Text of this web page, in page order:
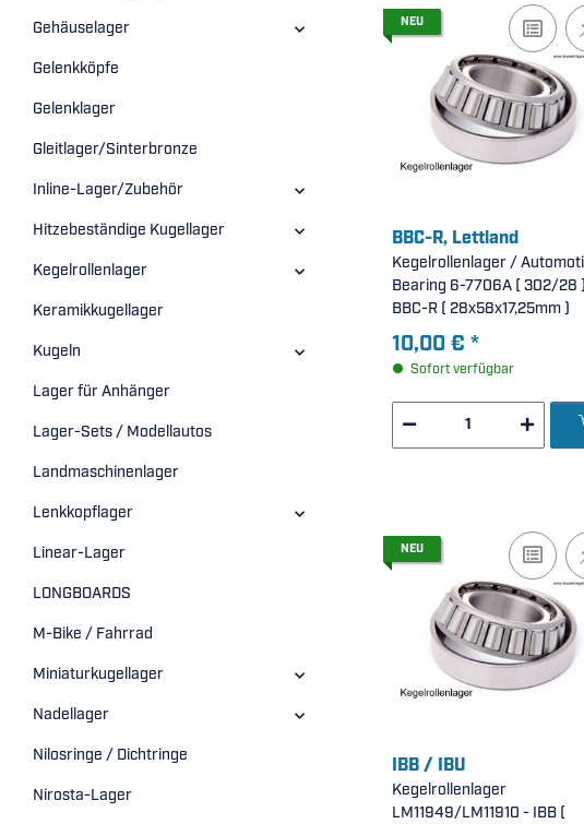
NEU
BBC-R, Lettland
Kegelrollenlager /
Bearing 6-7706A ( 302/28
BBC-R ( 28x58x17,25mm )
10,00 € *
Sofort verfügbar
NEU
IBB / IBU
Kegelrollenlager
LM11949/LM11910 - IBB (
Gehäuselager
Gelenkköpfe
Gelenklager
Gleitlager/Sinterbronze
Inline-Lager/Zubehör
Hitzebeständige Kugellager
Kegelrollenlager
Keramikkugellager
Kugeln
Lager für Anhänger
Lager-Sets / Modellautos
Landmaschinenlager
Lenkkopflager
Linear-Lager
LONGBOARDS
M-Bike / Fahrrad
Miniaturkugellager
Nadellager
Nilosringe / Dichtringe
Nirosta-Lager